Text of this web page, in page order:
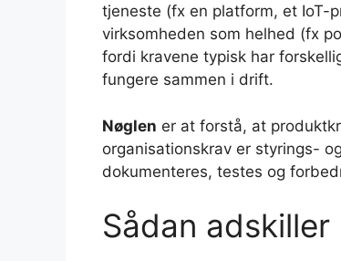
tjeneste (fx en platform, et IoT-
virksomheden som helhed (fx
fordi kravene typisk har
fungere sammen i drift.
Nøglen er at forstå, at
organisationskrav er styrings-
dokumenteres, testes og
Sådan